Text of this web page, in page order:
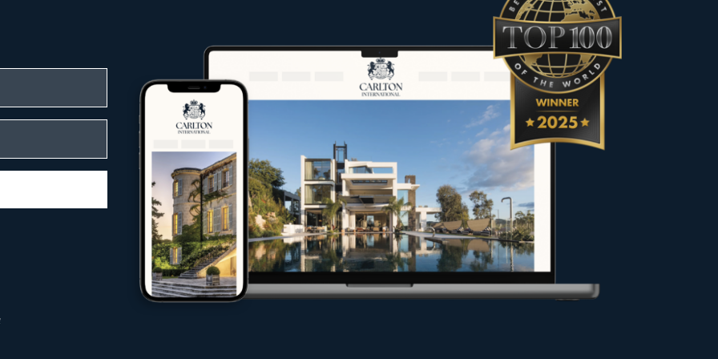
Landschaften
Lage, Architektur und einzigartigem Charakter ausgewählt, um den
Kundschaft gerecht zu werden.
Carlton International Käufer, Verkäufer und Eigentümer bei ihren
Käufern, Investoren und Mietern
Märkte
erwerben, Ihre Immobilie unter besten Bedingungen verkaufen oder
– unsere Expertenteams setzen alles daran, Ihr Projekt optimal zu